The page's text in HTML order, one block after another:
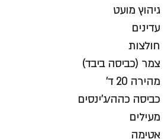
גיהוץ מועט
עדינים
חולצות
צמר (כביסה ביבד)
מהירה 20 ד’
כביסה כהה/ג’ינסים
מעילים
אטימה